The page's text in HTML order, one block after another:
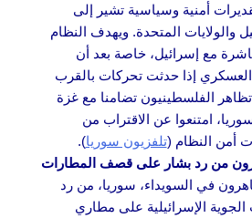
أمنية وسياسية تشير إلى
المتحدة. ويهدف النظام
مع إسرائيل، خاصة بعد أن
إذا حدثت تحركات بالقرب
الفلسطينيون تضامنا مع غزة
امتنعوا عن الاقتراب من
أمن النظام (تلفزيون سوريا).
من رد بشار على قصف المطارات
في السويداء، سوريا، من رد
الإسرائيلية على مطاري